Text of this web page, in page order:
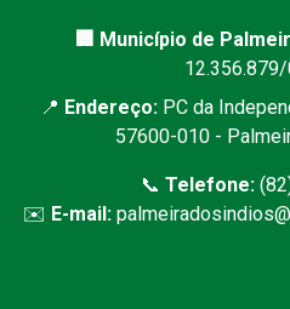
🏢 Município de
📍 Endereço: PC da
57600-010 -
📞 Telefone:
✉️ E-mail: